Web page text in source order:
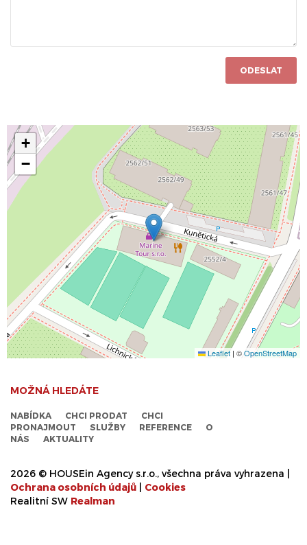
ODESLAT
+
−
Leaflet | ©OpenStreetMap
MOŽNÁ HLEDÁTE
NABÍDKA CHCI PRODAT
CHCI
PRONAJMOUT
SLUŽBY REFERENCE
O
NÁS
AKTUALITY
2026 © HOUSEin Agency s.r.o., všechna práva vyhrazena |
Ochrana osobních údajů
Cookies
Realitní SW Realman